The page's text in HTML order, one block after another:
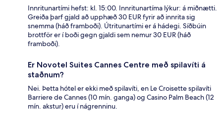
Innritunartími hefst: kl. 15:00. Innritunartíma lýkur: á miðnætti.
Greiða þarf gjald að upphæð 30 EUR fyrir að innrita sig
snemma (háð framboði). Útritunartími er á hádegi. Síðbúin
brottför er í boði gegn gjaldi sem nemur 30 EUR (háð
framboði).
Er Novotel Suites Cannes Centre með spilavíti á
staðnum?
Nei. Þetta hótel er ekki með spilavíti, en Le Croisette spilavíti
Barriere de Cannes (10 mín. ganga) og Casino Palm Beach (12
mín. akstur) eru í nágrenninu.